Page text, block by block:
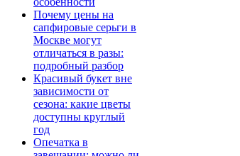
Почему цены на
сапфировые серьги в
Москве могут
отличаться в разы:
подробный разбор
Красивый букет вне
зависимости от
сезона: какие цветы
доступны круглый
год
Опечатка в